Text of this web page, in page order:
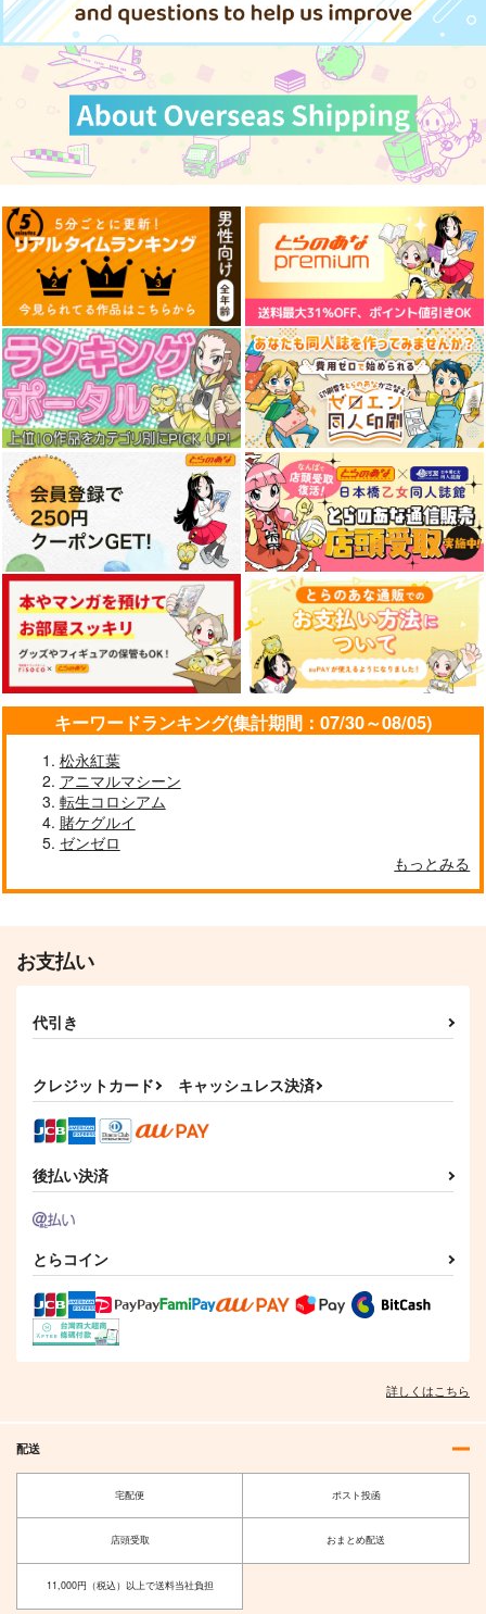
艦これプロレス 四方
山話２
Mystic Lab
660円（税込）
艦隊これくしょん-艦これ-
暁
空母ヲ級
サンプル
カート
艦これプロレス24
Mystic Lab
2,200 円（税込）
艦隊これくしょん-艦これ-
天龍
那珂
サンプル
カート
去年ルノアール鎮守府
で～
Paradise of Thunder
～
小書会
550円（税込）
艦隊これくしょん-艦これ-
電
サンプル
カート
妙齢型重巡伝 残念だ
よ!!足柄さん(48)
HYPER BRAND
円 （税込）
艦隊これくしょん-艦これ-
ボクカワウソ戦隊ビッ
クセブン
660
I/RO
サンプル
サンプル
作品詳細
サンプル
キーワードランキング(集計期間：07/30～08/05)
松永紅葉
アニマルマシーン
転生コロシアム
賭ケグルイ
ゼンゼロ
もっとみる
お支払い
代引き
クレジットカード キャッシュレス決済
後払い決済
とらコイン
詳しくはこちら
配送
宅配便 ポスト投函
店頭受取 おまとめ配送
11,000円（税込）以上で送料当社負担